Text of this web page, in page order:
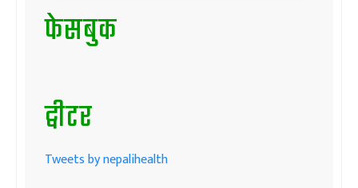
फेसबुक
ट्वीटर
Tweets by nepalihealth